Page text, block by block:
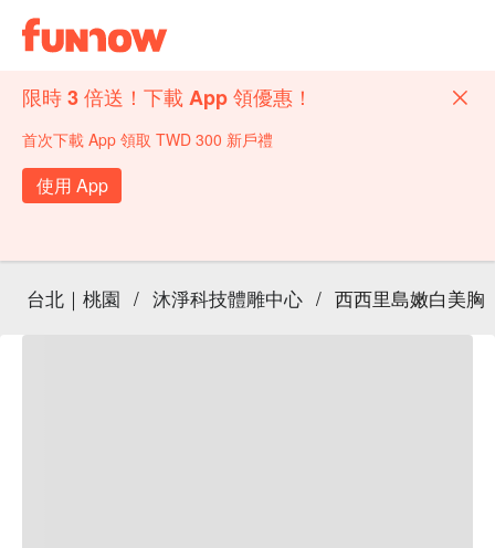
限時 3 倍送！下載 App 領優惠！
首次下載 App 領取 TWD 300 新戶禮
使用 App
台北｜桃園 / 沐淨科技體雕中心 / 西西里島嫩白美胸